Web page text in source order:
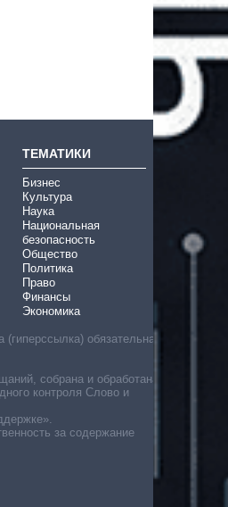
ТЕМАТИКИ
Бизнес
Культура
Наука
Национальная
безопасность
Общество
Политика
Право
Финансы
Экономика
обязательна
собрана и обработана
контроля Слово и
за содержание